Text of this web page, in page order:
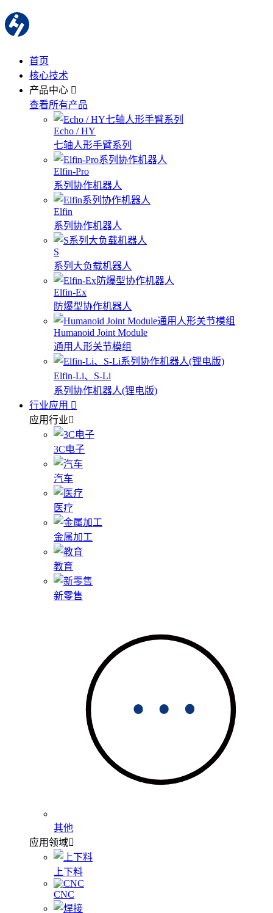
首页
核心技术
产品中心
查看所有产品
Echo / HY
七轴人形手臂系列
Elfin-Pro
系列协作机器人
Elfin
系列协作机器人
S
系列大负载机器人
Elfin-Ex
防爆型协作机器人
Humanoid Joint Module
通用人形关节模组
Elfin-Li、S-Li
系列协作机器人(锂电版)
行业应用
应用行业
3C电子
汽车
医疗
金属加工
教育
新零售
其他
应用领域
上下料
CNC